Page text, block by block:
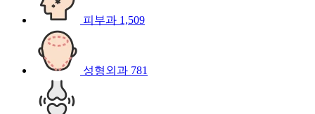
피부과 1,509
성형외과 781